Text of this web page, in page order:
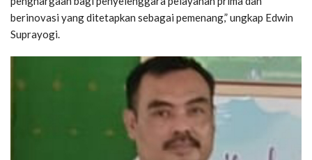
berinovasi yang ditetapkan sebagai pemenang,” ungkap Edwin
Suprayogi.